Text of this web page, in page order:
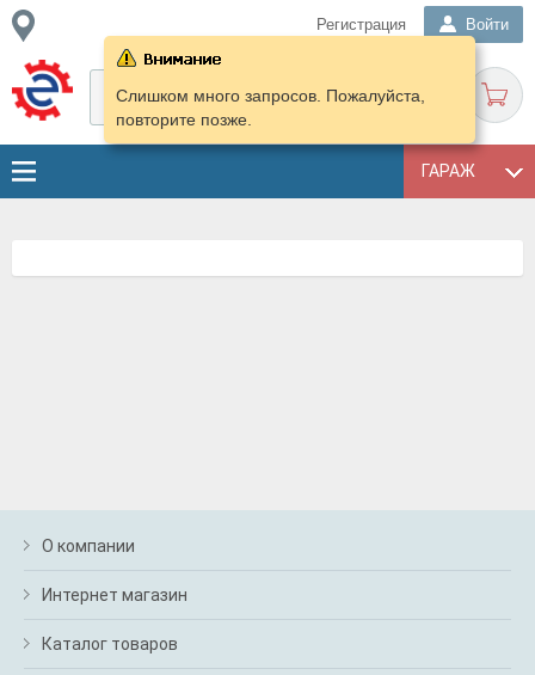
Регистрация Войти
ГАРАЖ
Слишком много запросов. Пожалуйста,
повторите позже.
О компании
Интернет магазин
Каталог товаров